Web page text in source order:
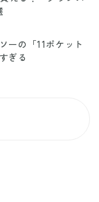
ーの「11ポケット
ぎる